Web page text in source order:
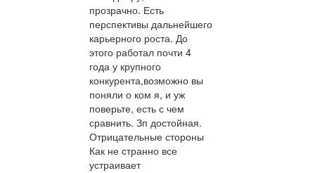
прозрачно. Есть
перспективы дальнейшего
карьерного роста. До
этого работал почти 4
года у крупного
конкурента,возможно вы
поняли о ком я, и уж
поверьте, есть с чем
сравнить. Зп достойная.
Отрицательные стороны
Как не странно все
устраивает